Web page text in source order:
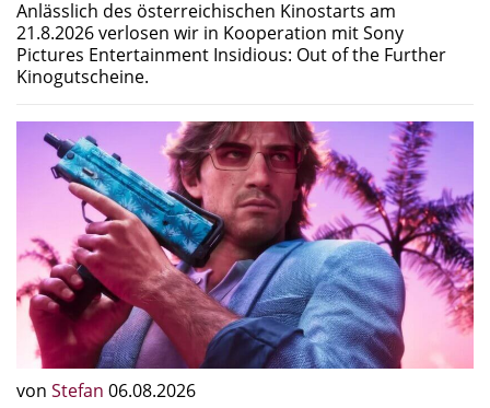
Anlässlich des österreichischen Kinostarts am
21.8.2026 verlosen wir in Kooperation mit Sony
Pictures Entertainment Insidious: Out of the Further
Kinogutscheine.
von Stefan 06.08.2026